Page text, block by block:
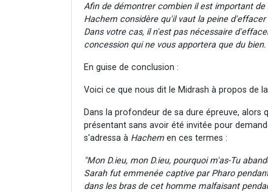
Afin de démontrer combien il est important
Hachem considère qu'il vaut la peine
Dans votre cas, il n'est pas nécessaire
concession qui ne vous apportera que du bien.
En guise de conclusion :
Voici ce que nous dit le Midrash à propos de
Dans la profondeur de sa dure épreuve, alors
présentant sans avoir été invitée pour
s'adressa à Hachem en ces termes :
"Mon D.ieu, mon D.ieu, pourquoi m'as-Tu
Sarah fut emmenée captive par Pharo
dans les bras de cet homme malfaisant